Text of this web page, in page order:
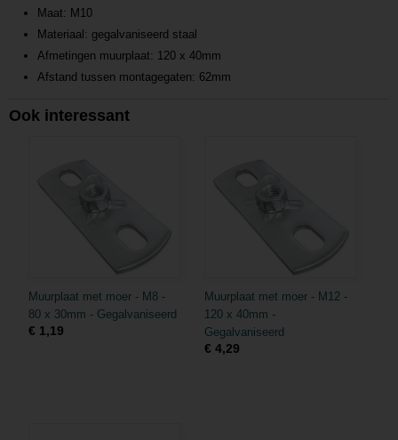
Maat: M10
Materiaal: gegalvaniseerd staal
Afmetingen muurplaat: 120 x 40mm
Afstand tussen montagegaten: 62mm
Ook interessant
Muurplaat met moer - M8 -
80 x 30mm - Gegalvaniseerd
€ 1,19
Muurplaat met moer - M12 -
120 x 40mm -
Gegalvaniseerd
€ 4,29